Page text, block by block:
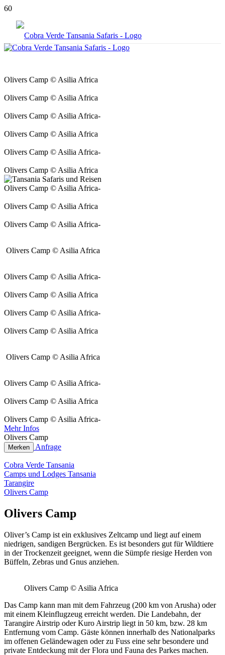
Olivers Camp © Asilia Africa
Olivers Camp © Asilia Africa
Olivers Camp © Asilia Africa-
Olivers Camp © Asilia Africa
Olivers Camp © Asilia Africa-
Olivers Camp © Asilia Africa
Olivers Camp © Asilia Africa-
Olivers Camp © Asilia Africa
Olivers Camp © Asilia Africa-
Olivers Camp © Asilia Africa
Olivers Camp © Asilia Africa-
Olivers Camp © Asilia Africa
Olivers Camp © Asilia Africa-
Olivers Camp © Asilia Africa
Olivers Camp © Asilia Africa
Olivers Camp © Asilia Africa-
Olivers Camp © Asilia Africa
Olivers Camp © Asilia Africa-
Mehr Infos
Olivers Camp
Merken Anfrage
Cobra Verde Tansania
Camps und Lodges Tansania
Tarangire
Olivers Camp
Olivers Camp
Oliver’s Camp ist ein exklusives Zeltcamp und liegt auf einem
niedrigen, sandigen Bergrücken. Es ist besonders gut für Wildtiere
in der Trockenzeit geeignet, wenn die Sümpfe riesige Herden von
Büffeln, Zebras und Gnus anziehen.
Olivers Camp © Asilia Africa
Das Camp kann man mit dem Fahrzeug (200 km von Arusha) oder
mit einem Kleinflugzeug erreicht werden. Die Landebahn, der
Tarangire Airstrip oder Kuro Airstrip liegt in 50 km, bzw. 28 km
Entfernung vom Camp. Gäste können innerhalb des Nationalparks
im offenen Geländewagen oder zu Fuss eine sehr besondere und
private Entdeckung mit der Flora und Fauna des Parkes machen.